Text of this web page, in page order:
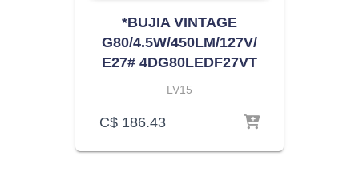
*BUJIA VINTAGE
G80/4.5W/450LM/127V/
E27# 4DG80LEDF27VT
LV15
C$ 186.43